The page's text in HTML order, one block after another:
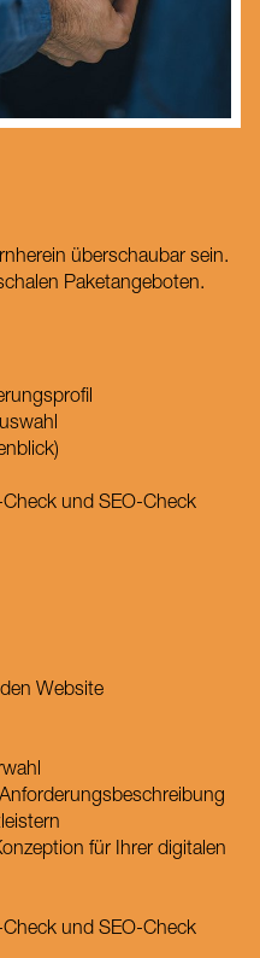
überschaubar sein.
Paketangeboten.
und SEO-Check
Website
für Ihrer digitalen
und SEO-Check